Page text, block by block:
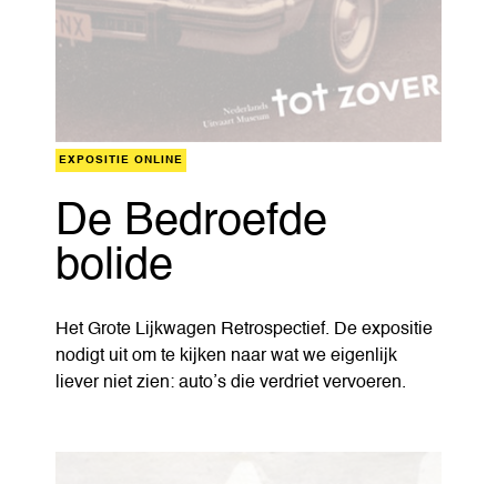
EXPOSITIE ONLINE
De Bedroefde
bolide
Het Grote Lijkwagen Retrospectief. De expositie
nodigt uit om te kijken naar wat we eigenlijk
liever niet zien: auto’s die verdriet vervoeren.